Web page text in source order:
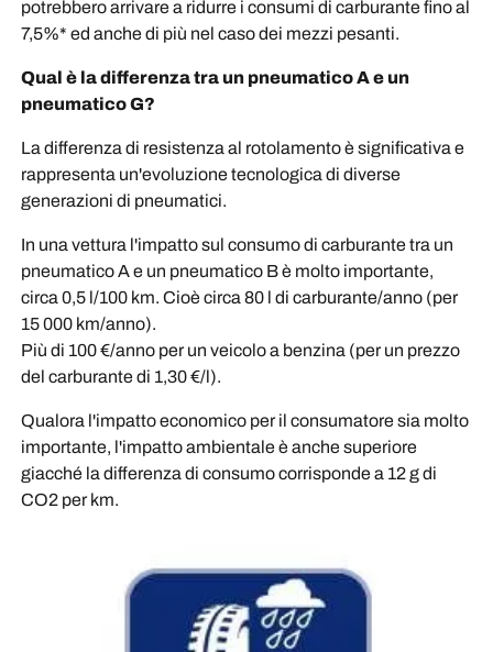
potrebbero arrivare a ridurre i consumi di carburante fino al
7,5%* ed anche di più nel caso dei mezzi pesanti.
Qual è la differenza tra un pneumatico A e un
pneumatico G?
La differenza di resistenza al rotolamento è significativa e
rappresenta un'evoluzione tecnologica di diverse
generazioni di pneumatici.
In una vettura l'impatto sul consumo di carburante tra un
pneumatico A e un pneumatico B è molto importante,
circa 0,5 l/100 km. Cioè circa 80 l di carburante/anno (per
15 000 km/anno).
Più di 100 €/anno per un veicolo a benzina (per un prezzo
del carburante di 1,30 €/l).
Qualora l'impatto economico per il consumatore sia molto
importante, l'impatto ambientale è anche superiore
giacché la differenza di consumo corrisponde a 12 g di
CO2 per km.